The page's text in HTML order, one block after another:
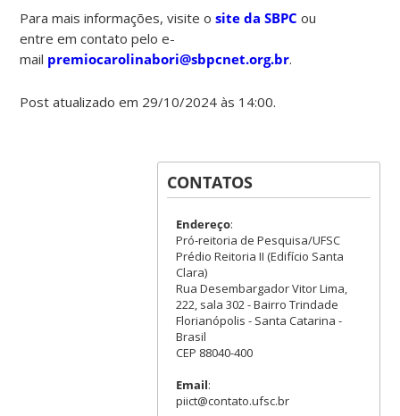
Para mais informações, visite osite da SBPC ou
entre em contato pelo e-
mail premiocarolinabori@sbpcnet.org.br.
Post atualizado em 29/10/2024 às 14:00.
CONTATOS
Endereço:
Pró-reitoria de Pesquisa/UFSC
Prédio Reitoria II (Edifício Santa
Clara)
Rua Desembargador Vitor Lima,
222, sala 302 - Bairro Trindade
Florianópolis - Santa Catarina -
Brasil
CEP 88040-400
Email:
piict@contato.ufsc.br